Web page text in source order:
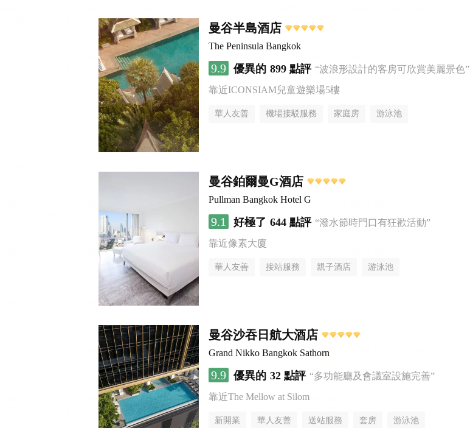
曼谷半島酒店
The Peninsula Bangkok
9.9 優異的 899 點評 “波浪形設計的客房可欣賞美麗景色”
靠近ICONSIAM兒童遊樂場5樓
華人友善 機場接駁服務 家庭房 游泳池
曼谷鉑爾曼G酒店
Pullman Bangkok Hotel G
9.1 好極了 644 點評 “潑水節時門口有狂歡活動”
靠近像素大廈
華人友善 接站服務 親子酒店 游泳池
曼谷沙吞日航大酒店
Grand Nikko Bangkok Sathorn
9.9 優異的 32 點評 “多功能廳及會議室設施完善”
靠近The Mellow at Silom
新開業 華人友善 送站服務 套房 游泳池